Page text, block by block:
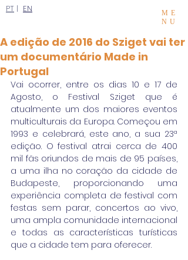
PT | EN
ME
NU
A edição de 2016 do Sziget vai ter
um documentário Made in
Portugal
Vai ocorrer, entre os dias 10 e 17 de
Agosto, o Festival Sziget que é
atualmente um dos maiores eventos
multiculturais da Europa. Começou em
1993 e celebrará, este ano, a sua 23ª
edição. O festival atrai cerca de 400
mil fãs oriundos de mais de 95 países,
a uma ilha no coração da cidade de
Budapeste, proporcionando uma
experiência completa de festival com
festas sem parar, concertos ao vivo,
uma ampla comunidade internacional
e todas as características turísticas
que a cidade tem para oferecer.